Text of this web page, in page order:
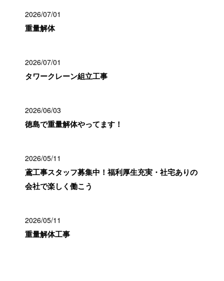
2026/07/01
重量解体
2026/07/01
タワークレーン組立工事
2026/06/03
徳島で重量解体やってます！
2026/05/11
鳶工事スタッフ募集中！福利厚生充実・社宅ありの
会社で楽しく働こう
2026/05/11
重量解体工事